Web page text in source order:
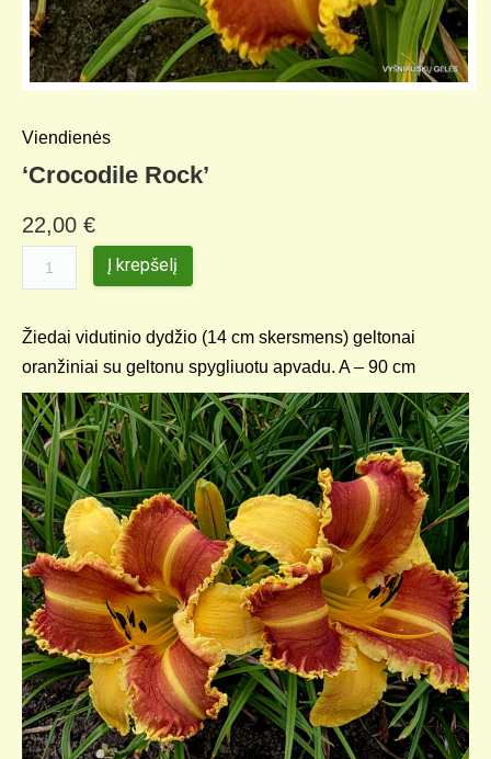
Viendienės
‘Crocodile Rock’
22,00 €
Į krepšelį
Žiedai vidutinio dydžio (14 cm skersmens) geltonai
oranžiniai su geltonu spygliuotu apvadu. A – 90 cm